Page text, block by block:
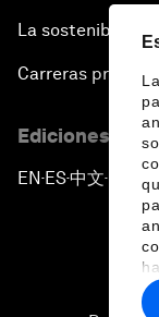
La sostenibilidad
Carreras
Ediciones en
EN ▪ES▪中文▪ 日本語